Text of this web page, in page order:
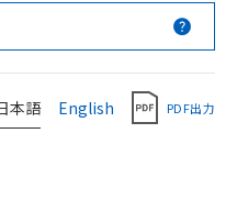
本語 English PDF出力